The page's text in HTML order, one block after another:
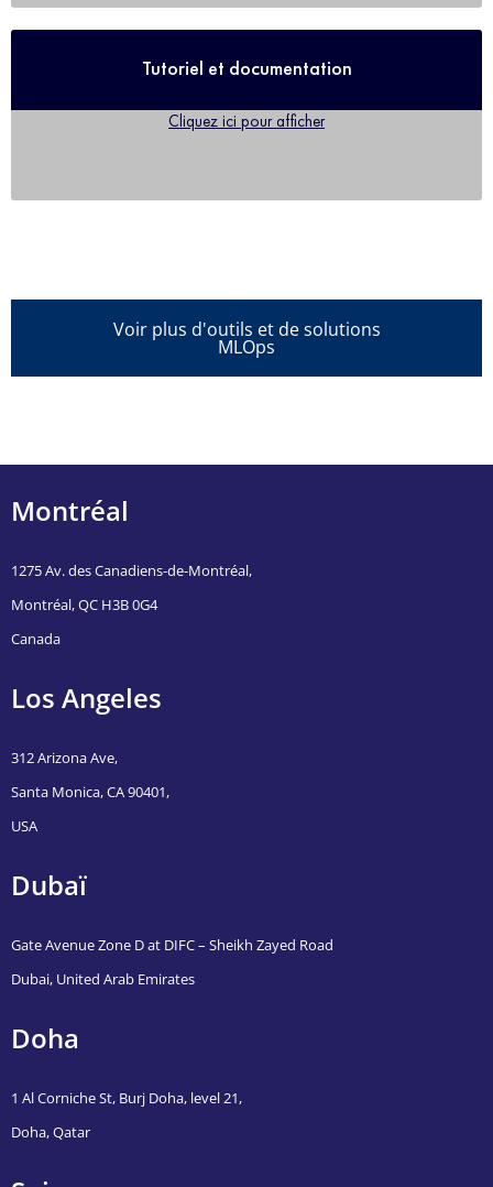
Tutoriel et documentation
Cliquez ici pour afficher
Voir plus d'outils et de solutions
MLOps
Montréal
1275 Av. des Canadiens-de-Montréal,
Montréal, QC H3B 0G4
Canada
Los Angeles
312 Arizona Ave,
Santa Monica, CA 90401,
USA
Dubaï
Gate Avenue Zone D at DIFC – Sheikh Zayed Road
Dubai, United Arab Emirates
Doha
1 Al Corniche St, Burj Doha, level 21,
Doha, Qatar